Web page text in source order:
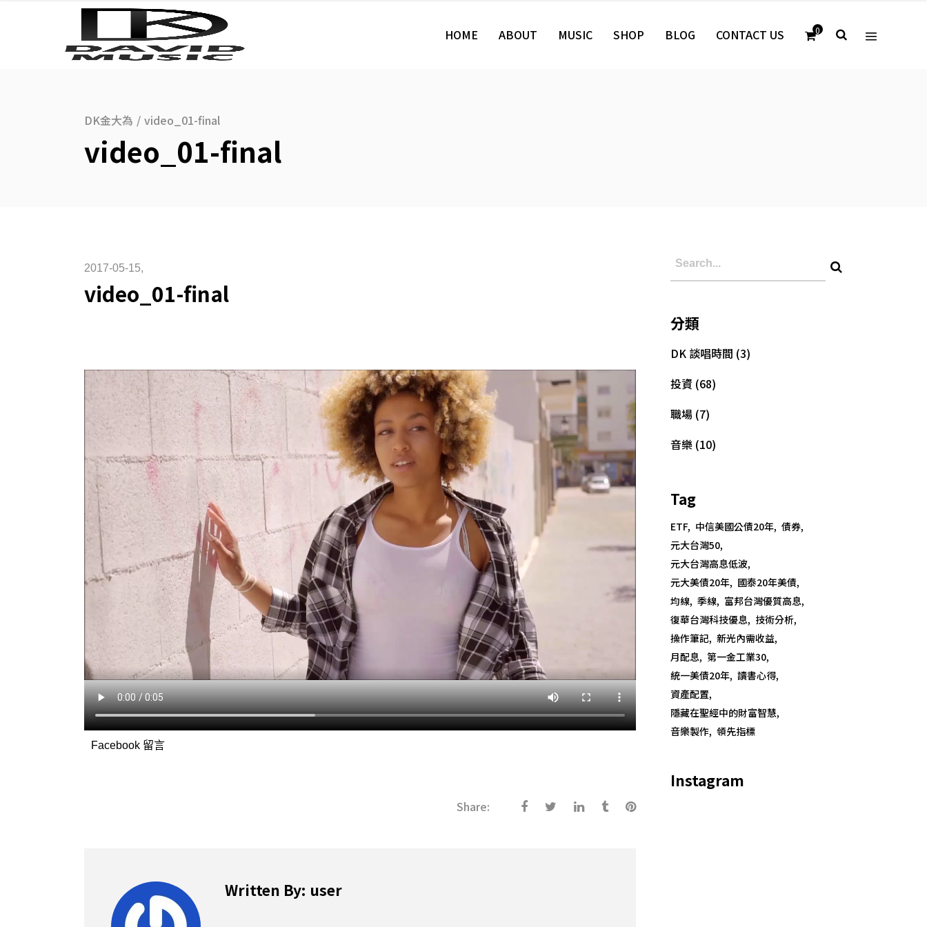
HOME ABOUT MUSIC SHOP BLOG CONTACT US 0
DK金大為 / video_01-final
video_01-final
2017-05-15
video_01-final
Facebook 留言
Share:
Written By: user
分類
DK 談唱時間 (3)
投資 (68)
職場 (7)
音樂 (10)
Tag
ETF 中信美國公債20年 債券
元大台灣50
元大台灣高息低波
元大美債20年 國泰20年美債
均線 季線 富邦台灣優質高息
復華台灣科技優息 技術分析
操作筆記 新光內需收益
月配息 第一金工業30
統一美債20年 讀書心得
資產配置
隱藏在聖經中的財富智慧
音樂製作 領先指標
Instagram